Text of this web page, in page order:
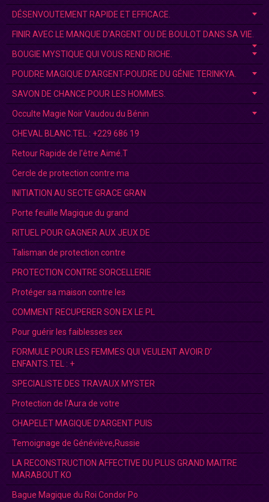
DÉSENVOUTEMENT RAPIDE ET EFFICACE.
FINIR AVEC LE MANQUE D'ARGENT OU DE BOULOT DANS SA VIE.
BOUGIE MYSTIQUE QUI VOUS REND RICHE.
POUDRE MAGIQUE D’ARGENT-POUDRE DU GÉNIE TERINKYA.
SAVON DE CHANCE POUR LES HOMMES.
Occulte Magie Noir Vaudou du Bénin
CHEVAL BLANC.TEL : +229 686 19
Retour Rapide de l'être Aimé.T
Cercle de protection contre ma
INITIATION AU SECTE GRACE GRAN
Porte feuille Magique du grand
RITUEL POUR GAGNER AUX JEUX DE
Talisman de protection contre
PROTECTION CONTRE SORCELLERIE
Protéger sa maison contre les
COMMENT RECUPERER SON EX LE PL
Pour guérir les faiblesses sex
FORMULE POUR LES FEMMES QUI VEULENT AVOIR D’
ENFANTS.TEL : +
SPECIALISTE DES TRAVAUX MYSTER
Protection de l'Aura de votre
CHAPELET MAGIQUE D’ARGENT PUIS
Temoignage de Généviève,Russie
LA RECONSTRUCTION AFFECTIVE DU PLUS GRAND MAITRE
MARABOUT KO
Bague Magique du Roi Condor Po